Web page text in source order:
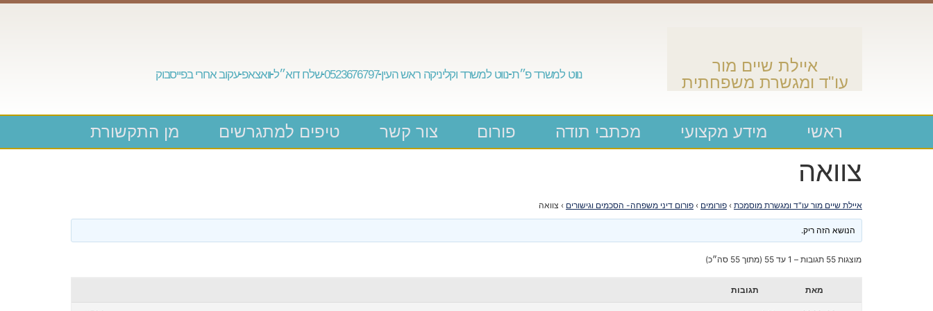
איילת שיים מור
עו"ד ומגשרת משפחתית
נווט למשרד פ״ת נווט למשרד וקליניקה ראש העין 0523676797 שלח דוא״ל וואצאפ עקוב אחרי בפייסבוק
ראשי מידע מקצועי מכתבי תודה פורום צור קשר טיפים למתגרשים מן התקשורת
צוואה
איילת שיים מור עו"ד ומגשרת מוסמכת › פורומים › פורום דיני משפחה- הסכמים וגישורים › צוואה
הנושא הזה ריק.
מוצגות 55 תגובות – 1 עד 55 (מתוך 55 סה״כ)
מאת תגובות